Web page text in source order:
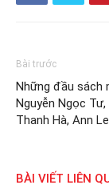
Bài trước
Những đầu sách
Nguyễn Ngọc Tư,
Thanh Hà, Ann
BÀI VIẾT LIÊN